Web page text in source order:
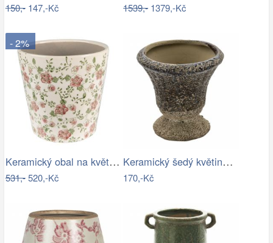
150,-147,-Kč 1539,-1379,-Kč
- 2%
Keramický obal na květináč s růžovými…
531,-520,-Kč
Keramický šedý květináč v antickém…
170,-Kč